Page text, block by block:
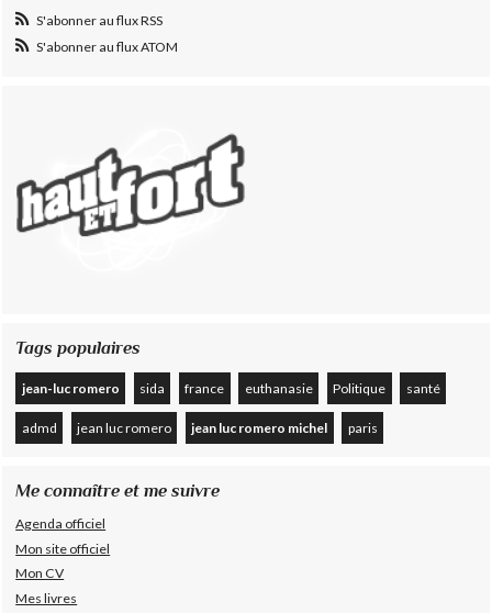
S'abonner au flux RSS
S'abonner au flux ATOM
Tags populaires
jean-luc romero sida france euthanasie Politique santé
admd jean luc romero jean luc romero michel paris
Me connaître et me suivre
Agenda officiel
Mon site officiel
Mon CV
Mes livres